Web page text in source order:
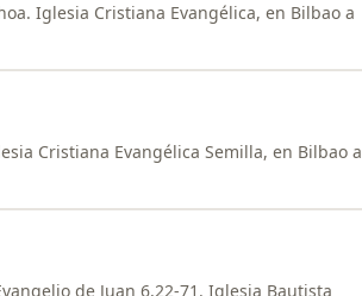
Iglesia Cristiana Evangélica, en Bilbao a
Cristiana Evangélica Semilla, en Bilbao a
de Juan 6,22-71. Iglesia Bautista